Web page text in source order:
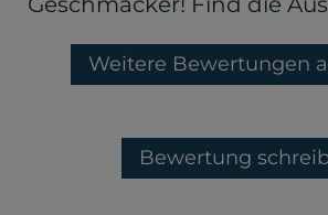
Weitere Bewertungen
Bewertung